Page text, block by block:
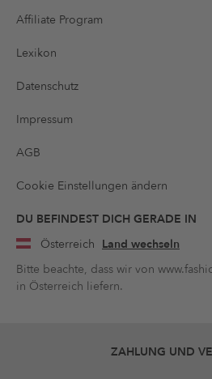
Affiliate Program
Lexikon
Datenschutz
Impressum
AGB
Cookie Einstellungen ändern
DU BEFINDEST DICH GERADE IN
Österreich Land wechseln
Bitte beachte, dass wir von
in Österreich liefern.
ZAHLUNG UND